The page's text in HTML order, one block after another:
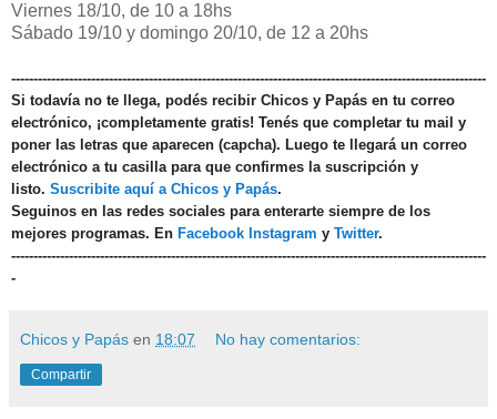
Viernes 18/10, de 10 a 18hs
Sábado 19/10 y domingo 20/10, de 12 a 20hs
-----------------------------------------------------------------------------------------------------------
Si todavía no te llega, podés recibir Chicos y Papás en tu correo
electrónico, ¡completamente gratis! Tenés que completar tu mail y
poner las letras que aparecen (capcha). Luego te llegará un correo
electrónico a tu casilla para que confirmes la suscripción y
listo. Suscribite aquí a Chicos y Papás.
Seguinos en las redes sociales para enterarte siempre de los
mejores programas. En Facebook Instagram y Twitter.
-----------------------------------------------------------------------------------------------------------
-
Chicos y Papás en 18:07 No hay comentarios:
Compartir